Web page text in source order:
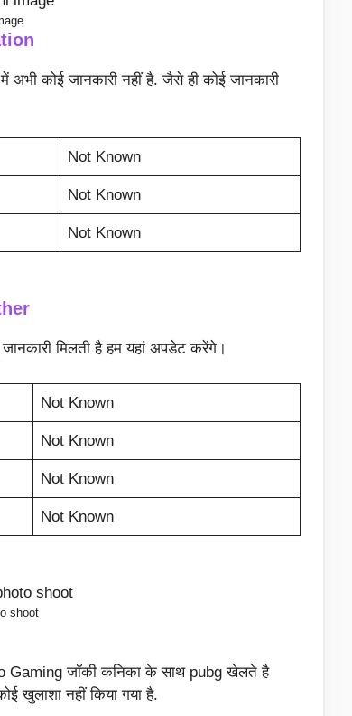
कोई जानकारी नहीं है. जैसे ही कोई जानकारी
Not Known
Not Known
Not Known
जानकारी मिलती है हम यहां अपडेट करेंगे।
Not Known
Not Known
Not Known
Not Known
shoot
Gaming जॉकी कनिका के साथ pubg खेलते है
खुलाशा नहीं किया गया है.